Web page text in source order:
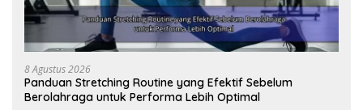
8 Agustus 2026
Panduan Stretching Routine yang Efektif Sebelum
Berolahraga untuk Performa Lebih Optimal